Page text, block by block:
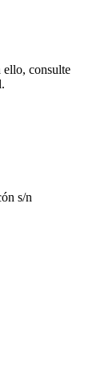
ello, consulte
s/n